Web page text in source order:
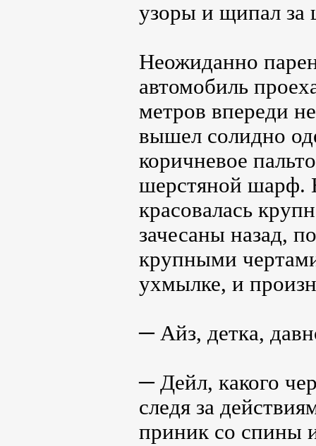
узоры и щипал за
Неожиданно
автомобиль
метров впереди
вышел солидно
коричневое
шерстяной шарф.
красовалась
зачесаны назад,
крупными
ухмылке, и
─ Айз, детка,
─ Дейл, какого
следя за
приник со спины